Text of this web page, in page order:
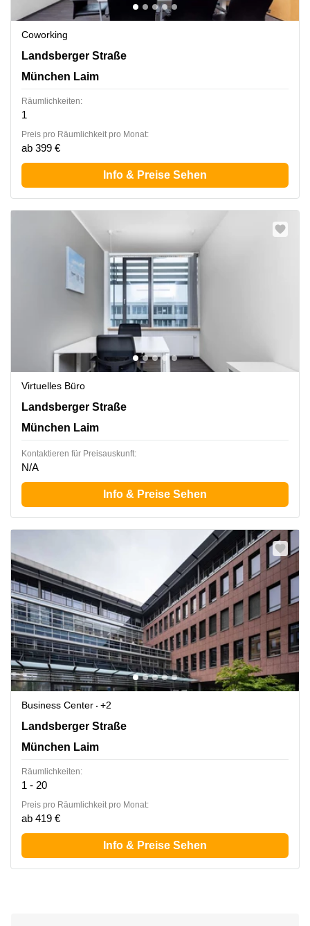
Coworking
Landsberger Straße 302, München Laim
Landsberger Straße
München Laim
Räumlichkeiten:
1
Preis pro Räumlichkeit pro Monat:
ab 399 €
Info & Preise Sehen
Virtuelles Büro
Landsberger Straße 302, München Laim
Landsberger Straße
München Laim
Kontaktieren für Preisauskunft:
N/A
Info & Preise Sehen
Business Center
+2
Landsberger Straße 302, München Laim
Landsberger Straße
München Laim
Räumlichkeiten:
1 - 20
Preis pro Räumlichkeit pro Monat:
ab 419 €
Info & Preise Sehen